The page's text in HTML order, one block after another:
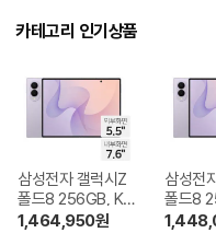
카테고리 인기상품
삼성전자 갤럭시Z
폴드8 256GB, KT
기기변경 완납
1,464,950원
삼성전
폴드8
번호이